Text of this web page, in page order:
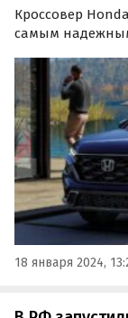
Кроссовер
самым
можно купить
18 января 2024,